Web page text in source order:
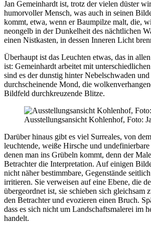
Jan Gemeinhardt ist, trotz der vielen düster
humorvoller Mensch, was auch in seinen
kommt, etwa, wenn er Baumpilze malt, die,
neongelb in der Dunkelheit des nächtlichen
einen Nistkasten, in dessen Inneren Licht
Überhaupt ist das Leuchten etwas, das in
ist: Gemeinhardt arbeitet mit
sind es der dunstig hinter Nebelschwaden
durchscheinende Mond, die
Bildfeld durchkreuzende Blitze.
Ausstellungsansicht Kohlenhof, Foto:
Darüber hinaus gibt es viel Surreales, von
leuchtende, weiße Hirsche und
denen man ins Grübeln kommt, denn der
Betrachter die Interpretation. Auf einigen
nicht näher bestimmbare, Gegenstände
irritieren. Sie verweisen auf eine Ebene, die
übergeordnet ist, sie schieben sich gleichsam
den Betrachter und evozieren einen Bruch.
dass es sich nicht um Landschaftsmalerei im
handelt.